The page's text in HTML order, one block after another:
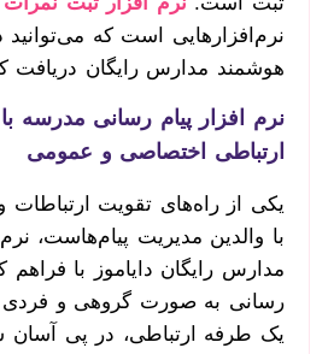
نرم‌افزارهایی است که می‌توانید
هوشمند مدارس رایگان دریافت
نرم افزار پیام رسانی مدرسه
ارتباطی اختصاصی و عمومی
یکی از راه‌های تقویت
با والدین مدیریت پیام‌هاست،
مدارس رایگان دایاموز با فراهم
رسانی به صورت گروهی و فردی
یک طرفه ارتباطی، در پی آسان